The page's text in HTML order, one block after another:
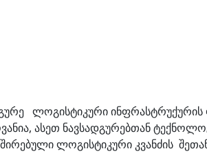
ლოგისტიკური
ასეთ ნავსადგურებთან
ლოგისტიკური კვანძის